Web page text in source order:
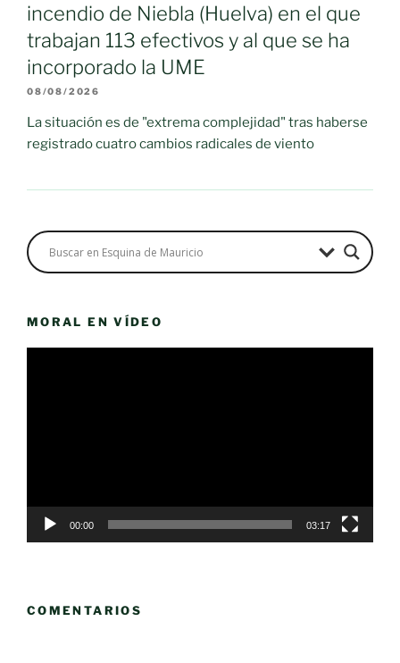
incendio de Niebla (Huelva) en el que
trabajan 113 efectivos y al que se ha
incorporado la UME
08/08/2026
La situación es de "extrema complejidad" tras haberse
registrado cuatro cambios radicales de viento
MORAL EN VÍDEO
00:00 03:17
COMENTARIOS